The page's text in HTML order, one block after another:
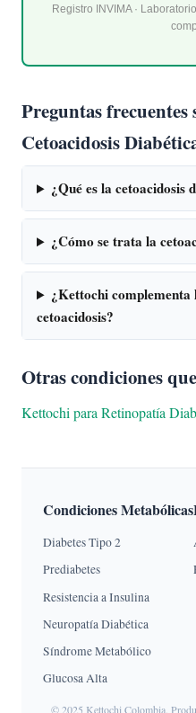
Registro INVIMA ·
Preguntas
Cetoacidosis
¿Qué es la cetoacidosis
¿Cómo se trata la
¿Kettochi complementa
cetoacidosis?
Otras condiciones
Kettochi para Retinopatía
Condiciones Metabólicas
Diabetes Tipo 2
Prediabetes
Resistencia a Insulina
Neuropatía Diabética
Síndrome Metabólico
Glucosa Alta
© 2025 Kettochi Colombia.